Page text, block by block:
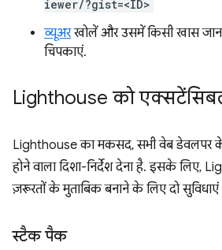
iewer/?gist=<ID>
व्यूअरखोलें और उसमें किसी खास
चिपकाएं.
Lighthouse को
Lighthouse का मकसद, सभी वेब डेवलपर
होने वाला दिशा-निर्देश देना है. इसके लिए,
ज़रूरतों के मुताबिक बनाने के लिए दो
स्टैक पैक